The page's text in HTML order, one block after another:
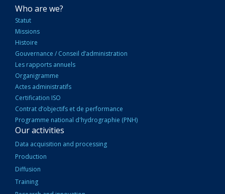
NAVIGATION
PRINCIPALE
Who are we?
Statut
Missions
Histoire
Gouvernance / Conseil d’administration
Les rapports annuels
Organigramme
Actes administratifs
Certification ISO
Contrat d’objectifs et de performance
Programme national d'hydrographie (PNH)
Our activities
Data acquisition and processing
Production
Diffusion
Training